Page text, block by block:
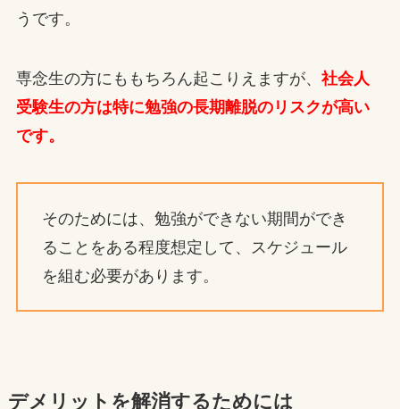
うです。
専念生の方にももちろん起こりえますが、 社会人
受験生の方は特に勉強の長期離脱のリスクが高い
です。
そのためには、勉強ができない期間ができ
ることをある程度想定して、スケジュール
を組む必要があります。
デメリットを解消するためには